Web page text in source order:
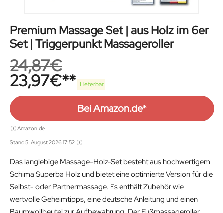
Premium Massage Set | aus Holz im 6er
Set | Triggerpunkt Massageroller
24,87€
23,97€ Lieferbar
Bei Amazon.de*
Amazon.de
Stand 5. August 2026 17:52
Das langlebige Massage-Holz-Set besteht aus hochwertigem
Schima Superba Holz und bietet eine optimierte Version für die
Selbst- oder Partnermassage. Es enthält Zubehör wie
wertvolle Geheimtipps, eine deutsche Anleitung und einen